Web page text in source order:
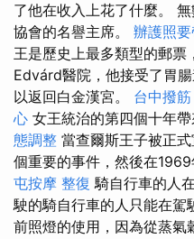
了他在收入上花了什麼。
協會的名譽主席。 辦護照
王是歷史上最多類型的郵票
Edvárd醫院，他接受了胃
以返回白金漢宮。 台中撥筋
心 女王統治的第四個十年
態調整 當查爾斯王子被正
個重要的事件，然後在
屯按摩 整復 騎自行車的人
駛的騎自行車的人只能在
前照燈的使用，因為從蒸氣